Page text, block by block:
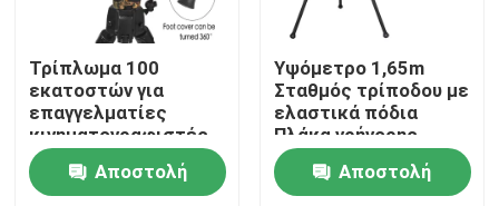
Αρχική Σελίδα
Προϊόντα
Τρίπλωμα 100
εκατοστών για
επαγγελματίες
κινηματογραφιστές
Αποστολή
Υψόμετρο 1,65m
Σταθμός τρίποδου με
ελαστικά πόδια
Πλάκα γρήγορης
απελευθέρωσης
Διπλό μήκος 100cm
Αποστολή